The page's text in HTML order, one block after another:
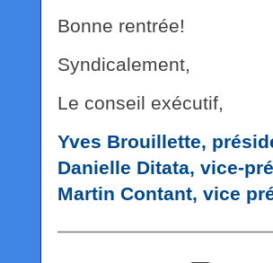
Bonne rentrée!
Syndicalement,
Le conseil exécutif,
Yves Brouillette,
Danielle Ditata, vice-
Martin Contant, vice